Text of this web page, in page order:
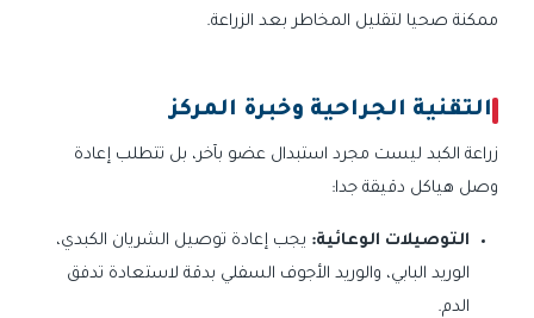
ممكنة صحيا لتقليل المخاطر بعد الزراعة.
التقنية الجراحية وخبرة المركز
زراعة الكبد ليست مجرد استبدال عضو بآخر، بل تتطلب إعادة
وصل هياكل دقيقة جدا:
التوصيلات الوعائية: يجب إعادة توصيل الشريان الكبدي،
الوريد البابي، والوريد الأجوف السفلي بدقة لاستعادة تدفق
الدم.